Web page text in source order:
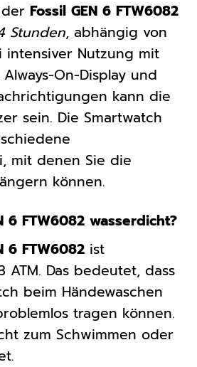
Fossil GEN 6 FTW6082
Stunden, abhängig von
intensiver Nutzung mit
On-Display und
kann die
sein. Die Smartwatch
mit denen Sie die
können.
6 FTW6082 wasserdicht?
6 FTW6082 ist
ATM. Das bedeutet, dass
beim Händewaschen
tragen können.
zum Schwimmen oder